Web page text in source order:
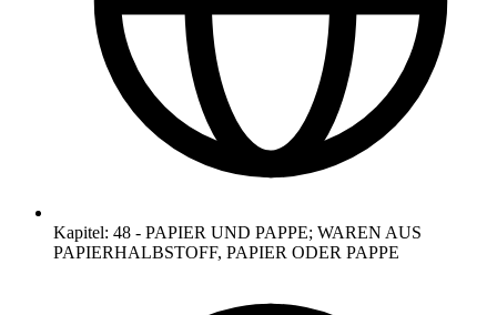
Kapitel: 48 - PAPIER UND PAPPE; WAREN AUS
PAPIERHALBSTOFF, PAPIER ODER PAPPE